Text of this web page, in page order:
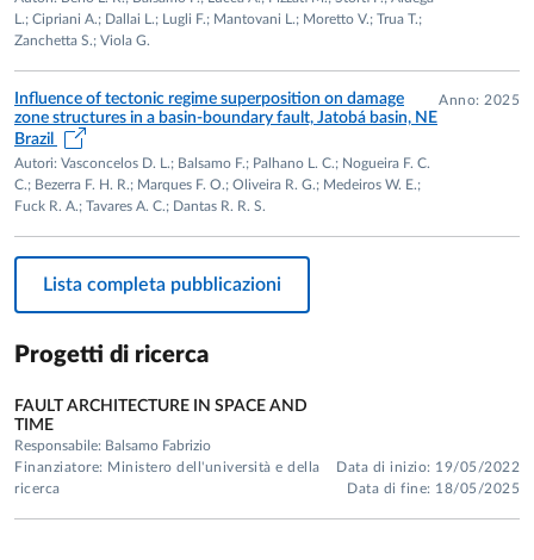
2017-2019: Assistant professor at Department of
Chemistry, Life Sciences and Environmental Sustainability,
University of Parma, Italy.
2019 - 2025: Associate Professor at Department of
Chemistry, Life Sciences and Environmental Sustainability,
University of Parma, Italy.
2025 - present: Full Professor at Department of Chemistry,
Life Sciences and Environmental Sustainability, University of
Parma, Italy.
AWARDS, GRANTS AND RESEARCH PROJECTS
2005: Research fellowship (1 month) at Petrobras CENPES
laboratories (Rio de Janeiro, Brazil) funded by University of
Roma Tre, Italy.
L.; Cipriani A.; Dallai L.; Lugli F.; Mantovani L.; Moretto V.; Trua T.;
Zanchetta S.; Viola G.
Influence of tectonic regime superposition on damage
zone structures in a basin-boundary fault, Jatobá basin, NE
Brazil
Autori: Vasconcelos D. L.; Balsamo F.; Palhano L. C.; Nogueira F. C.
C.; Bezerra F. H. R.; Marques F. O.; Oliveira R. G.; Medeiros W. E.;
Fuck R. A.; Tavares A. C.; Dantas R. R. S.
Anno: 2025
Lista completa pubblicazioni
Progetti di ricerca
FAULT ARCHITECTURE IN SPACE AND
TIME
Responsabile: Balsamo Fabrizio
Finanziatore: Ministero dell'università e della
ricerca
Data di inizio: 19/05/2022
Data di fine: 18/05/2025